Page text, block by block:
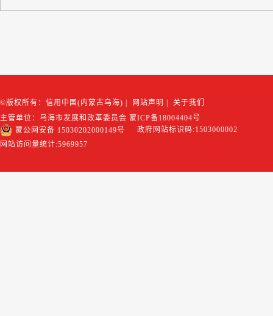
©版权所有：信用中国(内蒙古乌海) 网站声明
关于我们
主管单位：乌海市发展和改革委员会 蒙ICP备18004404号
蒙公网安备 15030202000149号
政府网站标识码:1503000002
网站访问量统计:5969957